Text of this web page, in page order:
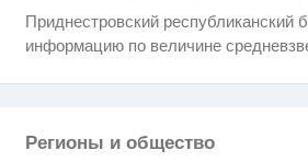
Приднестровский республиканский
информацию по величине
Регионы и общество
Скрытая камера на пляже
когда их не видят...
Ролик длится несколько
Ржу не переставая, это